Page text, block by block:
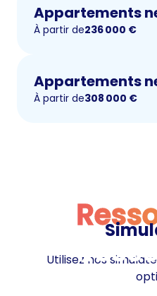
Appartements
À partir de236 000 €
Appartements
À partir de308 000 €
Utilisez nos